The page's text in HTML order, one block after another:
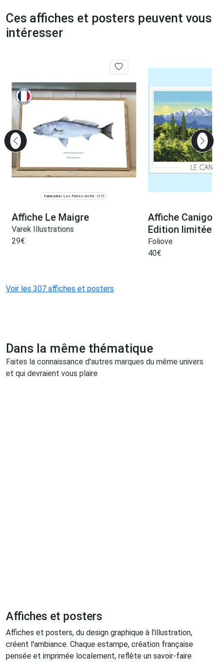
Ces affiches et posters peuvent vous
intéresser
Fabrication: Les Portes-en-Ré (17)
Affiche Le Maigre
Varek Illustrations
29€
Affiche
Edition limitée
Foliove
40€
Voir les 307 affiches et posters
Dans la même thématique
Faites la connaissance d'autres marques du même univers
et qui devraient vous plaire
Affiches et posters
Affiches et posters, du design graphique à l'illustration,
créent l'ambiance. Chaque estampe, création française
pensée et imprimée localement, reflète un savoir-faire